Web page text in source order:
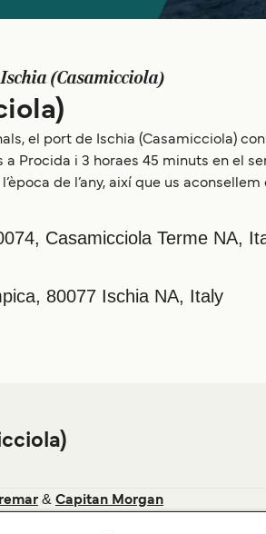
Ischia (Casamicciola)
el port de Ischia (Casamicciola)
Procida i 3 horaes 45 minuts en el
de l’any, així que us
Casamicciola Terme NA,
80077 Ischia NA, Italy
& Capitan Morgan